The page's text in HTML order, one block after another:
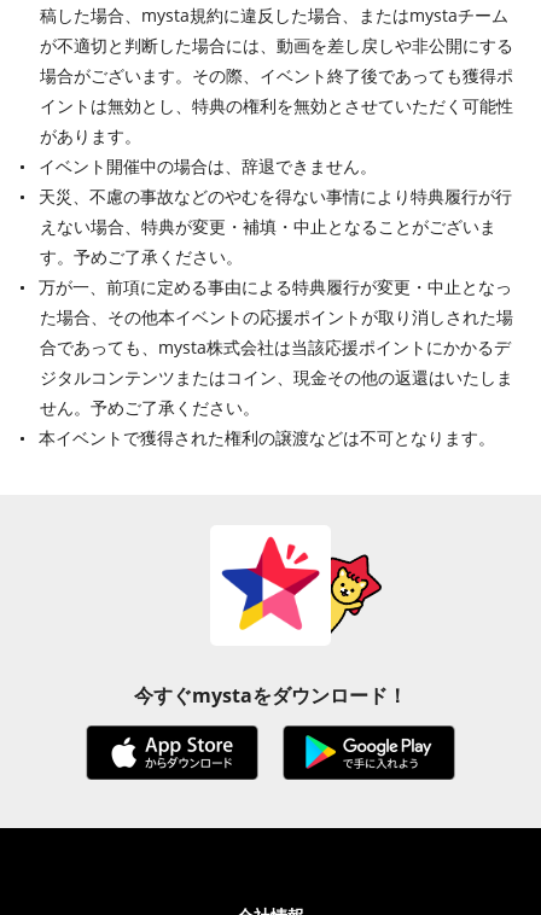
稿した場合、mysta規約に違反した場合、またはmystaチーム
が不適切と判断した場合には、動画を差し戻しや非公開にする
場合がございます。その際、イベント終了後であっても獲得ポ
イントは無効とし、特典の権利を無効とさせていただく可能性
があります。
イベント開催中の場合は、辞退できません。
天災、不慮の事故などのやむを得ない事情により特典履行が行
えない場合、特典が変更・補填・中止となることがございま
す。予めご了承ください。
万が一、前項に定める事由による特典履行が変更・中止となっ
た場合、その他本イベントの応援ポイントが取り消しされた場
合であっても、mysta株式会社は当該応援ポイントにかかるデ
ジタルコンテンツまたはコイン、現金その他の返還はいたしま
せん。予めご了承ください。
本イベントで獲得された権利の譲渡などは不可となります。
今すぐmystaをダウンロード！